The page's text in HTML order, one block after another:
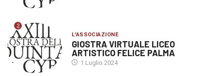
2
L'ASSOCIAZIONE
GIOSTRA VIRTUALE LICEO
ARTISTICO FELICE PALMA
1 Luglio 2024